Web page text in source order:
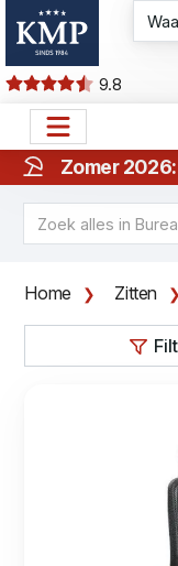
9.8
Zomer
Home Zitten